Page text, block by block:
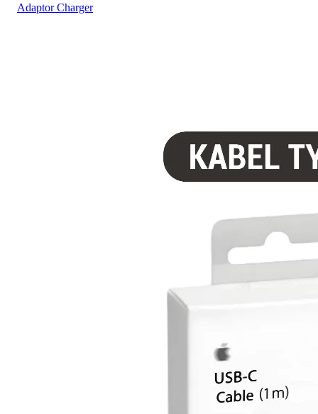
Adaptor Charger